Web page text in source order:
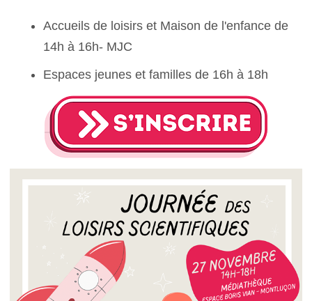
Accueils de loisirs et Maison de l'enfance de
14h à 16h- MJC
Espaces jeunes et familles de 16h à 18h